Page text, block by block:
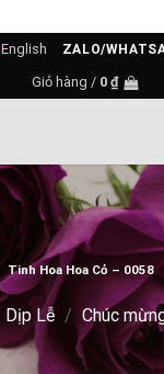
English ZALO/
Giỏ hàng / 0 ₫
Tinh Hoa Hoa Cỏ – 0058
Dịp Lễ / Chúc